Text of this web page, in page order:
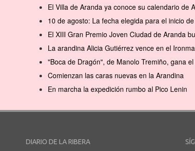
El Villa de Aranda ya conoce su calendario de
10 de agosto: La fecha elegida para el inicio
El XIII Gran Premio Joven Ciudad de Aranda
La arandina Alicia Gutiérrez vence en el
"Boca de Dragón", de Manolo Tremiño, gana
Comienzan las caras nuevas en la Arandina
En marcha la expedición rumbo al Pico Lenin
DIARIO DE LA RIBERA